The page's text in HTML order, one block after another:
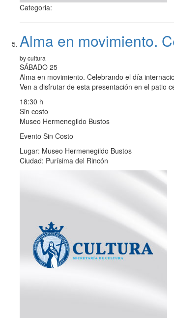
Categoria:
Alma en movimiento.
by cultura
SÁBADO 25
Alma en movimiento. Celebrando el día
Ven a disfrutar de esta presentación en el patio
18:30 h
Sin costo
Museo Hermenegildo Bustos
Evento Sin Costo
Lugar: Museo Hermenegildo Bustos
Ciudad: Purísima del Rincón